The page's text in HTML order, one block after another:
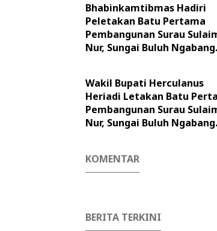
Bhabinkamtibmas Hadiri
Peletakan Batu Pertama
Pembangunan Surau
Nur, Sungai Buluh Ngabang.
Wakil Bupati Herculanus
Heriadi Letakan Batu
Pembangunan Surau
Nur, Sungai Buluh Ngabang.
KOMENTAR
BERITA TERKINI